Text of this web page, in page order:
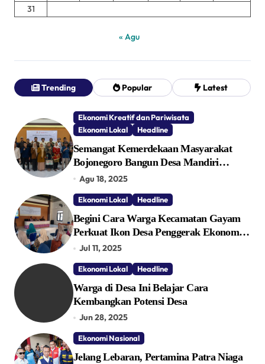
31
« Agu
Trending Popular Latest
Ekonomi Kreatif dan Pariwisata
Ekonomi Lokal
Headline
Semangat Kemerdekaan Masyarakat
Bojonegoro Bangun Desa Mandiri
Ekonomi
Agu 18, 2025
Ekonomi Lokal Headline
Begini Cara Warga Kecamatan Gayam
Perkuat Ikon Desa Penggerak Ekonomi
Lokal Melalui TPID
Jul 11, 2025
Ekonomi Lokal Headline
Warga di Desa Ini Belajar Cara
Kembangkan Potensi Desa
Jun 28, 2025
Ekonomi Nasional
Jelang Lebaran, Pertamina Patra Niaga